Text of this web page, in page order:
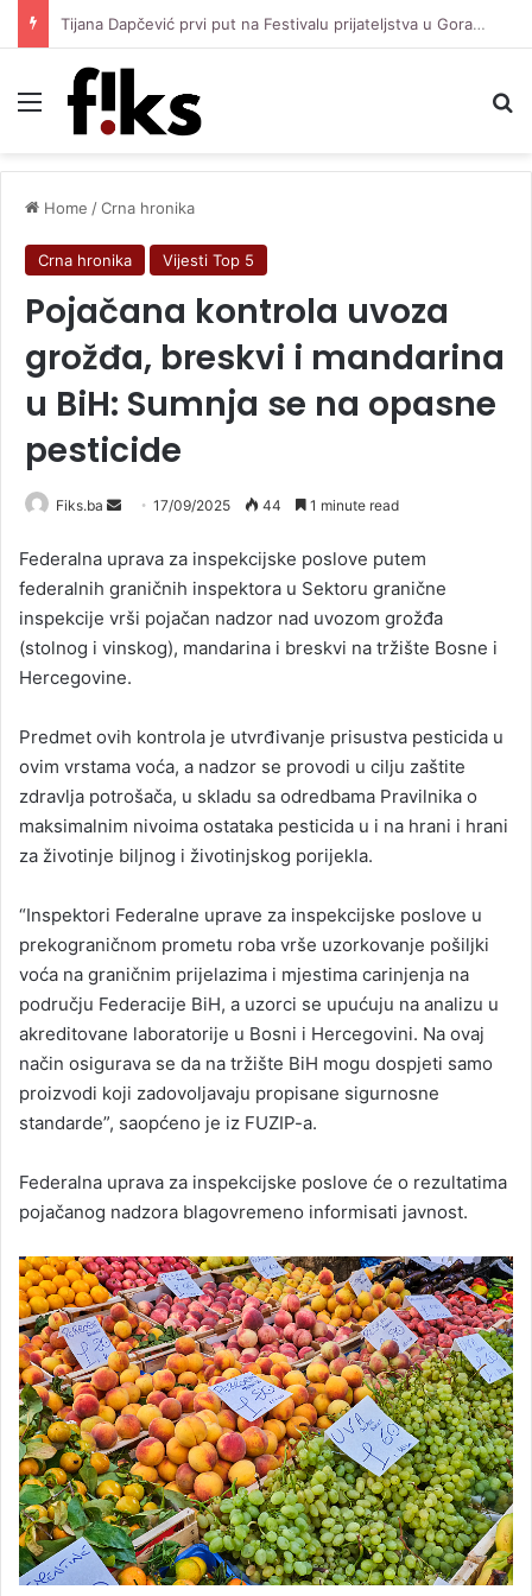
Haris Tabaković junak Salzburga, pogledajte kako je postigao prvijenac za pobjedu protiv Pafosa
Menu
Home /Crna hronika
Crna hronika Vijesti Top 5
Pojačana kontrola uvoza
grožđa, breskvi i mandarina
u BiH: Sumnja se na opasne
pesticide
Fiks.ba
Send
email
17/09/2025 44 1 minute read
Federalna uprava za inspekcijske poslove putem
federalnih graničnih inspektora u Sektoru granične
inspekcije vrši pojačan nadzor nad uvozom grožđa
(stolnog i vinskog), mandarina i breskvi na tržište Bosne i
Hercegovine.
Predmet ovih kontrola je utvrđivanje prisustva pesticida u
ovim vrstama voća, a nadzor se provodi u cilju zaštite
zdravlja potrošača, u skladu sa odredbama Pravilnika o
maksimalnim nivoima ostataka pesticida u i na hrani i hrani
za životinje biljnog i životinjskog porijekla.
“Inspektori Federalne uprave za inspekcijske poslove u
prekograničnom prometu roba vrše uzorkovanje pošiljki
voća na graničnim prijelazima i mjestima carinjenja na
području Federacije BiH, a uzorci se upućuju na analizu u
akreditovane laboratorije u Bosni i Hercegovini. Na ovaj
način osigurava se da na tržište BiH mogu dospjeti samo
proizvodi koji zadovoljavaju propisane sigurnosne
standarde”, saopćeno je iz FUZIP-a.
Federalna uprava za inspekcijske poslove će o rezultatima
pojačanog nadzora blagovremeno informisati javnost.